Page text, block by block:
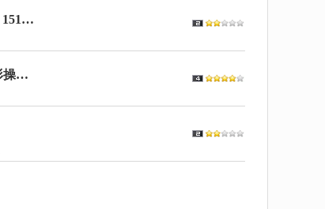
Ai实战训练营合集豆包Ai+KiMi应用+Ai音乐，基础操作到高级技巧的多个方面 151087
借助豆包AI同时写公众号和今日头条原创情感短文日入3张的实操之路，可矩形操作【揭秘】 150891